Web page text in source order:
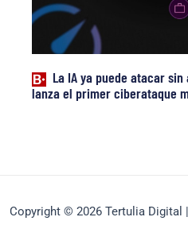
La IA ya puede atacar
lanza el primer ciberataque
Copyright © 2026 Tertulia Digital